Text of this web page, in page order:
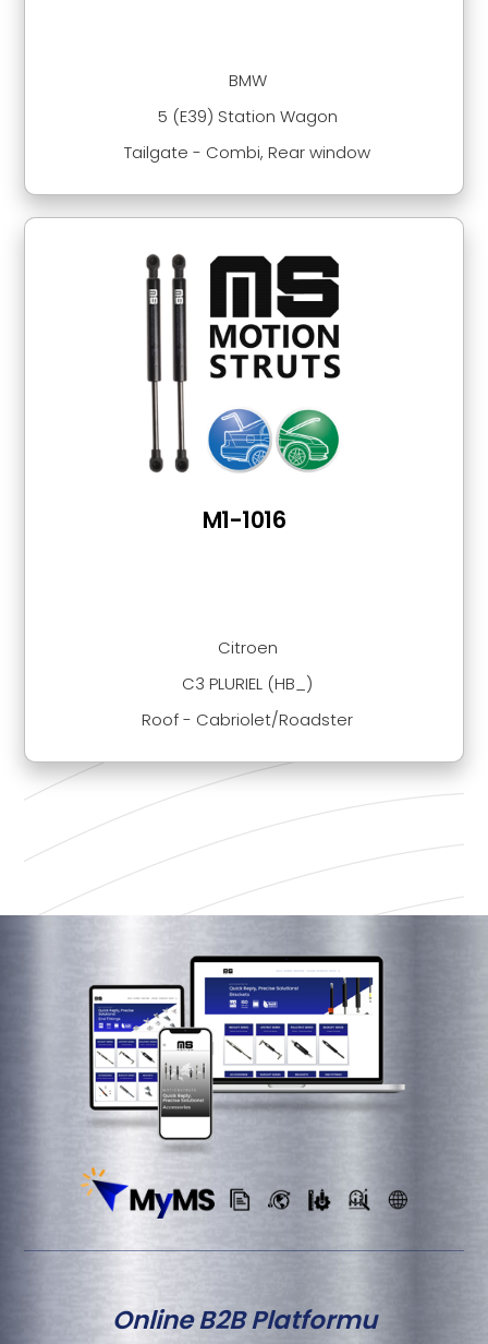
BMW
5 (E39) Station Wagon
Tailgate - Combi, Rear window
Citroen
C3 PLURIEL (HB_)
Roof - Cabriolet/Roadster
M1-1016
Online B2B Platformu